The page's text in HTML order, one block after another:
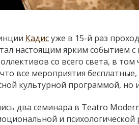
Кадисуже в 15-й раз
настоящим ярким событием
со всего света, в
все мероприятия бесплатные,
культурной программой, но
два семинара в Teatro
и психологической